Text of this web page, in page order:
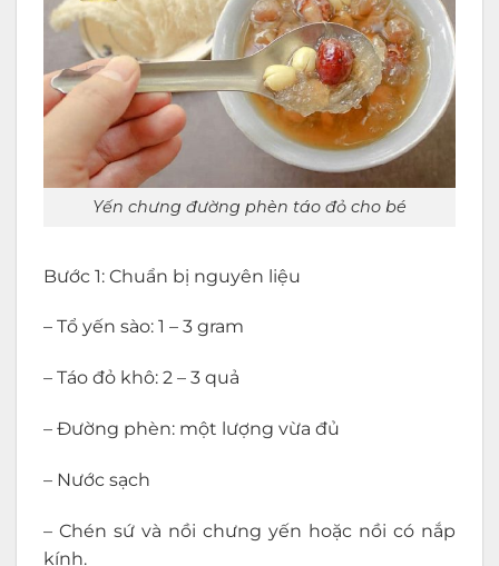
Yến chưng đường phèn táo đỏ cho bé
Bước 1: Chuẩn bị nguyên liệu
– Tổ yến sào: 1 – 3 gram
– Táo đỏ khô: 2 – 3 quả
– Đường phèn: một lượng vừa đủ
– Nước sạch
– Chén sứ và nồi chưng yến hoặc nồi có nắp
kính.